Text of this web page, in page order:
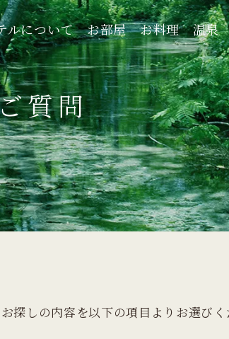
ルについて お部屋 お料理 温泉
ルについて お部屋 お料理 温泉
質問
お探しの内容を以下の項目よりお選びく